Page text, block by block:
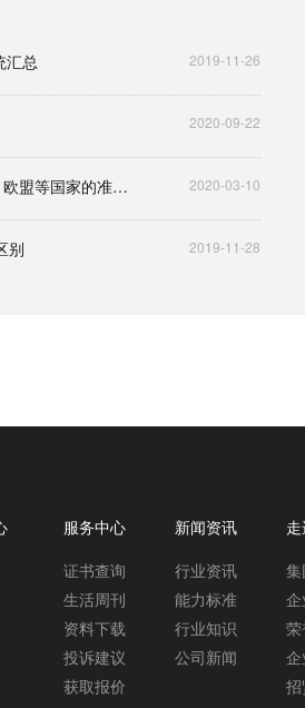
汇总 2019-11-26
2020-09-22
额温枪丨中国、美国、欧盟等国家的准入要求 2020-03-10
别 2019-11-28
服务中心
证书查询
生活周刊
资料下载
投诉建议
获取报价
新闻资讯
行业资讯
能力标准
行业知识
公司新闻